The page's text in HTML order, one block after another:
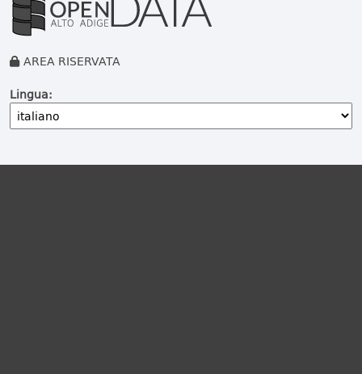
AREA RISERVATA
Lingua